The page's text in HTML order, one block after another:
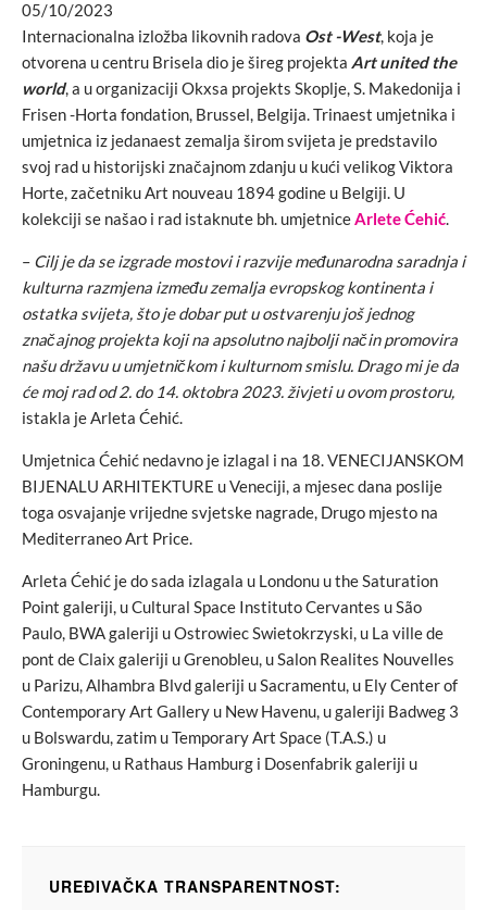
05/10/2023
Internacionalna izložba likovnih radova Ost -West, koja je
otvorena u centru Brisela dio je šireg projekta Art united the
world, a u organizaciji Okxsa projekts Skoplje, S. Makedonija i
Frisen -Horta fondation, Brussel, Belgija. Trinaest umjetnika i
umjetnica iz jedanaest zemalja širom svijeta je predstavilo
svoj rad u historijski značajnom zdanju u kući velikog Viktora
Horte, začetniku Art nouveau 1894 godine u Belgiji. U
kolekciji se našao i rad istaknute bh. umjetniceArlete Ćehić.
– Cilj je da se izgrade mostovi i razvije međunarodna saradnja i
kulturna razmjena između zemalja evropskog kontinenta i
ostatka svijeta, što je dobar put u ostvarenju još jednog
značajnog projekta koji na apsolutno najbolji način promovira
našu državu u umjetničkom i kulturnom smislu. Drago mi je da
će moj rad od 2. do 14. oktobra 2023. živjeti u ovom prostoru,
istakla je Arleta Ćehić.
Umjetnica Ćehić nedavno je izlagal i na 18. VENECIJANSKOM
BIJENALU ARHITEKTURE u Veneciji, a mjesec dana poslije
toga osvajanje vrijedne svjetske nagrade, Drugo mjesto na
Mediterraneo Art Price.
Arleta Ćehić je do sada izlagala u Londonu u the Saturation
Point galeriji, u Cultural Space Instituto Cervantes u São
Paulo, BWA galeriji u Ostrowiec Swietokrzyski, u La ville de
pont de Claix galeriji u Grenobleu, u Salon Realites Nouvelles
u Parizu, Alhambra Blvd galeriji u Sacramentu, u Ely Center of
Contemporary Art Gallery u New Havenu, u galeriji Badweg 3
u Bolswardu, zatim u Temporary Art Space (T.A.S.) u
Groningenu, u Rathaus Hamburg i Dosenfabrik galeriji u
Hamburgu.
UREĐIVAČKA TRANSPARENTNOST: